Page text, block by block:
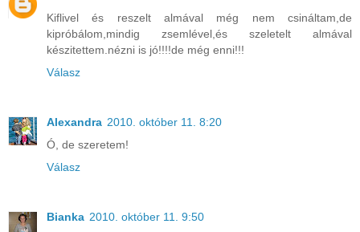
Kiflivel és reszelt almával még nem csináltam,de
kipróbálom,mindig zsemlével,és szeletelt almával
készitettem.nézni is jó!!!!de még enni!!!
Válasz
Alexandra 2010. október 11. 8:20
Ó, de szeretem!
Válasz
Bianka 2010. október 11. 9:50